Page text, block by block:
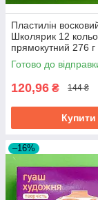
Пластилін
Школярик 12
прямокутний 276 г
Готово до
120,96 ₴ 144 ₴
Купити
–16%